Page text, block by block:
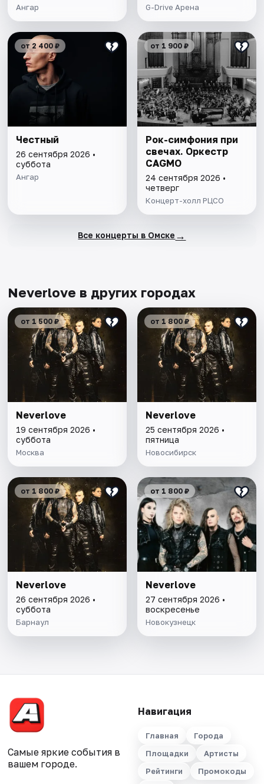
Ангар G-Drive Арена
от 2 400 ₽
Честный
26 сентября 2026 •
суббота
Ангар
от 1 900 ₽
Рок-симфония при
свечах. Оркестр
CAGMO
24 сентября 2026 •
четверг
Концерт-холл РЦСО
Все концерты в Омске →
Neverlove в других городах
от 1 500 ₽
Neverlove
19 сентября 2026 •
суббота
Москва
от 1 800 ₽
Neverlove
25 сентября 2026 •
пятница
Новосибирск
от 1 800 ₽
Neverlove
26 сентября 2026 •
суббота
Барнаул
от 1 800 ₽
Neverlove
27 сентября 2026 •
воскресенье
Новокузнецк
Самые яркие события в
вашем городе.
Навигация
Главная
Города
Площадки
Артисты
Рейтинги
Промокоды